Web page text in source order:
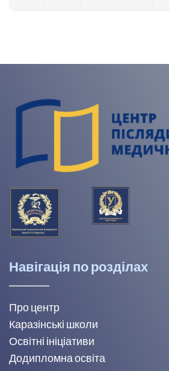
Навігація по розділах
Про центр
Каразінські школи
Освітні ініціативи
Додипломна освіта